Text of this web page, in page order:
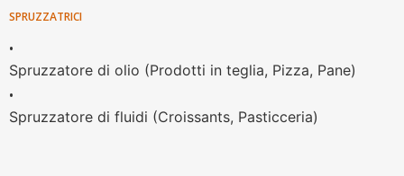
SPRUZZATRICI
•
Spruzzatore di olio (Prodotti in teglia, Pizza, Pane)
•
Spruzzatore di fluidi (Croissants, Pasticceria)